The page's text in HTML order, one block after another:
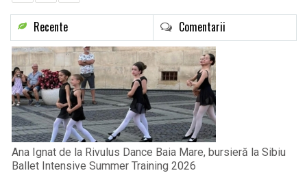
Recente Comentarii
Ana Ignat de la Rivulus Dance Baia Mare, bursieră la Sibiu
Ballet Intensive Summer Training 2026